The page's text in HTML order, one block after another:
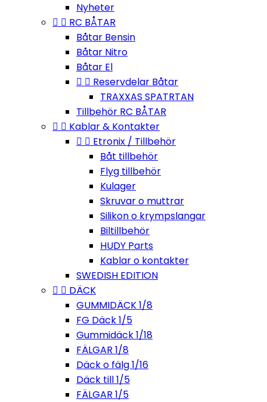
Nyheter
  RC BÅTAR
Båtar Bensin
Båtar Nitro
Båtar El
  Reservdelar Båtar
TRAXXAS SPATRTAN
Tillbehör RC BÅTAR
  Kablar & Kontakter
  Etronix / Tillbehör
Båt tillbehör
Flyg tillbehör
Kulager
Skruvar o muttrar
Silikon o krympslangar
Biltillbehör
HUDY Parts
Kablar o kontakter
SWEDISH EDITION
  DÄCK
GUMMIDÄCK 1/8
FG Däck 1/5
Gummidäck 1/18
FÄLGAR 1/8
Däck o fälg 1/16
Däck till 1/5
FÄLGAR 1/5